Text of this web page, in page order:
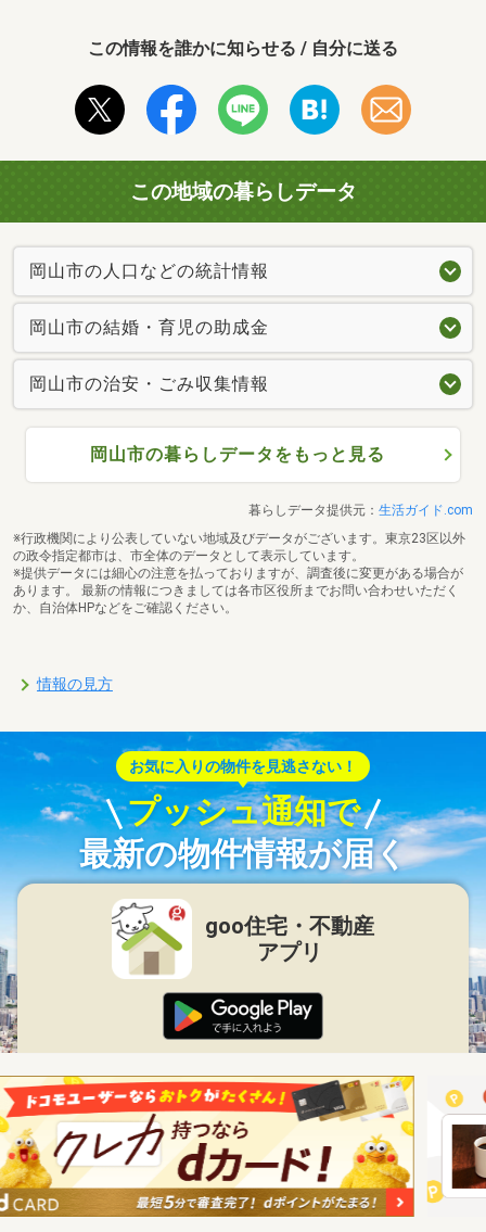
この情報を誰かに知らせる / 自分に送る
この地域の暮らしデータ
岡山市の人口などの統計情報
岡山市の結婚・育児の助成金
岡山市の治安・ごみ収集情報
岡山市の暮らしデータをもっと見る
暮らしデータ提供元： 生活ガイド.com
※行政機関により公表していない地域及びデータがございます。東京23区以外
の政令指定都市は、市全体のデータとして表示しています。
※提供データには細心の注意を払っておりますが、調査後に変更がある場合が
あります。 最新の情報につきましては各市区役所までお問い合わせいただく
か、自治体HPなどをご確認ください。
情報の見方
お気に入りの物件を見逃さない！
プッシュ通知で
最新の物件情報が届く
goo住宅・不動産
アプリ